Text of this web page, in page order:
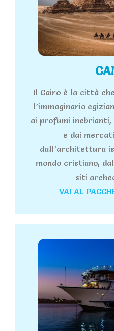
Il Cairo è la città
l’immaginario
ai profumi
e dai
dall’architettura
mondo cristiano,
siti
VAI AL